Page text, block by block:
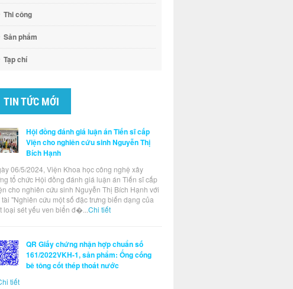
Thi công
Sản phẩm
Tạp chí
TIN TỨC MỚI
Hội đồng đánh giá luận án Tiến sĩ cấp
Viện cho nghiên cứu sinh Nguyễn Thị
Bích Hạnh
06/5/2024, Viện Khoa học công nghệ xây
tổ chức Hội đồng đánh giá luận án Tiến sĩ cấp
cho nghiên cứu sinh Nguyễn Thị Bích Hạnh với
tài "Nghiên cứu một số đặc trưng biến dạng của
loại sét yếu ven biển đ�...Chi tiết
QR Giấy chứng nhận hợp chuẩn số
161/2022VKH-1, sản phẩm: Ống cống
bê tông cốt thép thoát nước
tiết